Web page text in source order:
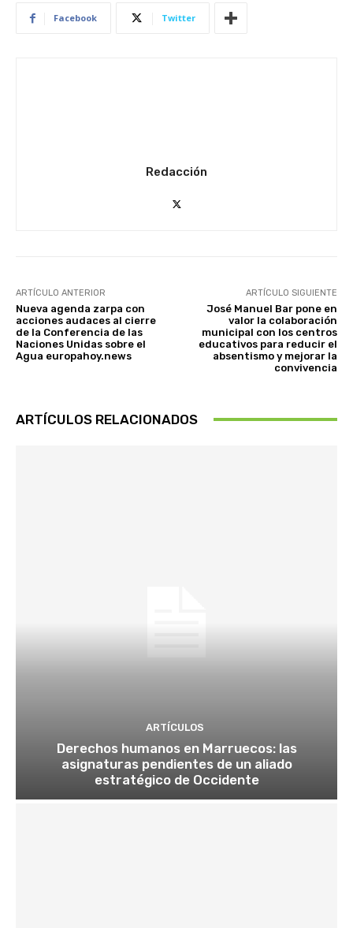
Facebook Twitter
Redacción
ARTÍCULO ANTERIOR
Nueva agenda zarpa con
acciones audaces al cierre
de la Conferencia de las
Naciones Unidas sobre el
Agua europahoy.news
ARTÍCULO SIGUIENTE
José Manuel Bar pone en
valor la colaboración
municipal con los centros
educativos para reducir el
absentismo y mejorar la
convivencia
ARTÍCULOS RELACIONADOS
ARTÍCULOS
Derechos humanos en Marruecos: las
asignaturas pendientes de un aliado
estratégico de Occidente